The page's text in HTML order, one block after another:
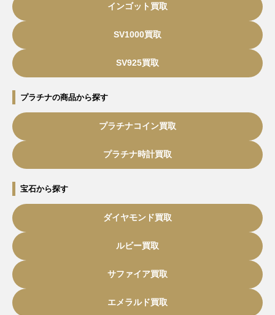
インゴット買取
SV1000買取
SV925買取
プラチナの商品から探す
プラチナコイン買取
プラチナ時計買取
宝石から探す
ダイヤモンド買取
ルビー買取
サファイア買取
エメラルド買取